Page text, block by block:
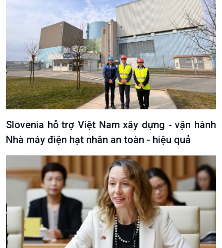
Slovenia hỗ trợ Việt Nam xây dựng - vận hành
Nhà máy điện hạt nhân an toàn - hiệu quả